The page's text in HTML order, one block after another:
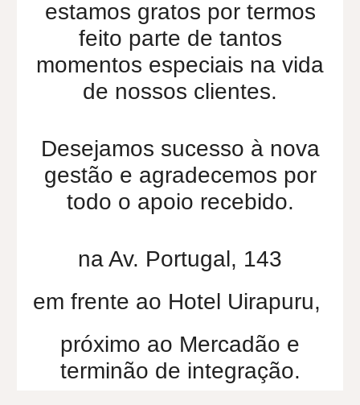
estamos gratos por termos
feito parte de tantos
momentos especiais na vida
de nossos clientes.
Desejamos sucesso à nova
gestão e agradecemos por
todo o apoio recebido.
na Av. Portugal, 143
em frente ao Hotel Uirapuru,
próximo ao Mercadão e
terminão de integração.